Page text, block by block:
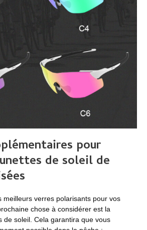
pour
de soleil de
meilleurs verres polarisants pour vos
chose à considérer est la
de soleil. Cela garantira que vous